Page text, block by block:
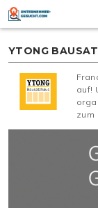
Skip
content
YTONG
auf!
zum